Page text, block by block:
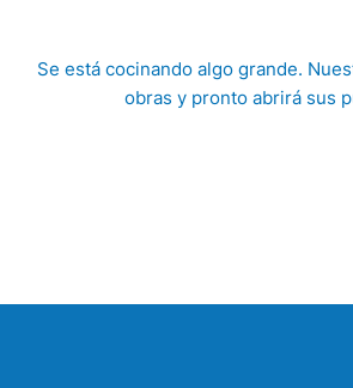
Se está cocinando algo grande.
obras y pronto abrirá sus